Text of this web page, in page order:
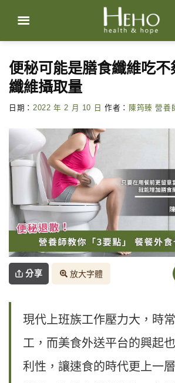
content
便秘可能是膳食纖維吃
纖維攝取量
日期： 2022 年 2 月 10 日 作者： 陳筠臻 營養
分享 放大字體
現代上班族工作壓力大，時
工，而美食外送平台的興起
利性，讓速食的時代更上一